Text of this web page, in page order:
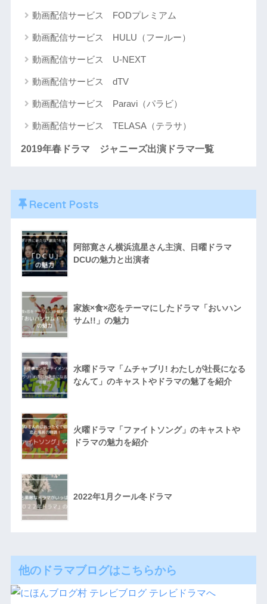
動画配信サービス FODプレミアム
動画配信サービス HULU（フールー）
動画配信サービス U-NEXT
動画配信サービス dTV
動画配信サービス Paravi（パラビ）
動画配信サービス TELASA（テラサ）
2019年春ドラマ ジャニーズ出演ドラマ一覧
Recent Posts
阿部寛さん横浜流星さん主演、日曜ドラマ
DCUの魅力と出演者
家族×食×恋をテーマにしたドラマ「おいハン
サム!!」の魅力
水曜ドラマ「ムチャブリ! わたしが社長になる
なんて」のキャストやドラマの魅了を紹介
火曜ドラマ「ファイトソング」のキャストや
ドラマの魅力を紹介
2022年1月クール冬ドラマ
他のドラマブログはこちらから